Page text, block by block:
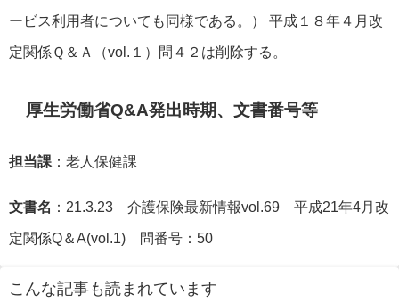
ービス利用者についても同様である。） 平成１８年４月改
定関係Ｑ＆Ａ（vol.１）問４２は削除する。
厚生労働省Q&A発出時期、文書番号等
担当課 ：老人保健課
文書名 ：21.3.23 介護保険最新情報vol.69 平成21年4月改
定関係Q＆A(vol.1) 問番号：50
こんな記事も読まれています